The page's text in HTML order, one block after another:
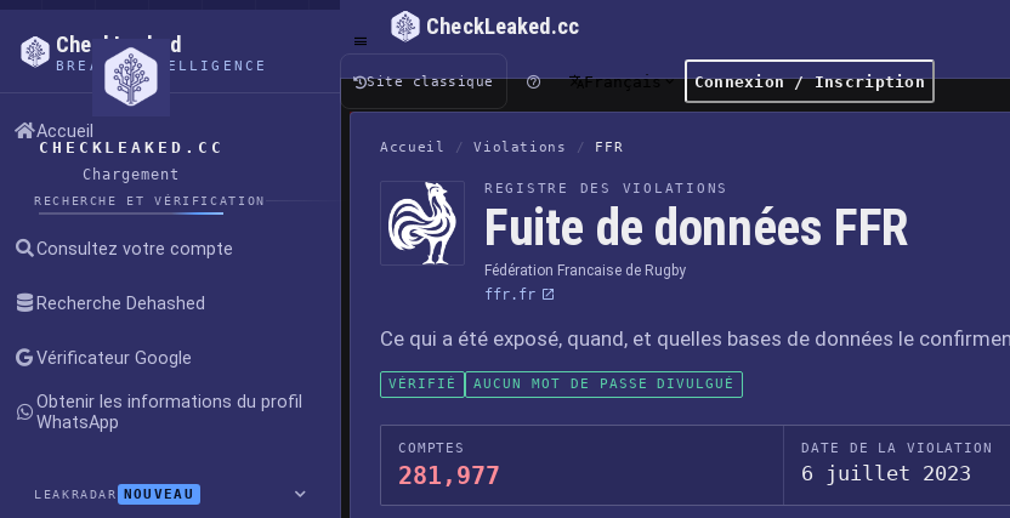
CHECKLEAKED.CC
Chargement
CheckLeaked
BREACH INTELLIGENCE
Accueil
RECHERCHE ET VÉRIFICATION
Consultez votre compte
Recherche Dehashed
Vérificateur Google
Obtenir les informations du profil
WhatsApp
LEAKRADAR NOUVEAU
CheckLeaked.cc
Site classique Français Connexion / Inscription
Accueil / Violations / FFR
REGISTRE DES VIOLATIONS
Fuite de données FFR
Fédération Francaise de Rugby
ffr.fr
Ce qui a été exposé, quand, et quelles bases de données le
VÉRIFIÉ AUCUN MOT DE PASSE DIVULGUÉ
COMPTES
281,977
DATE DE LA VIOLATION
6 juillet 2023